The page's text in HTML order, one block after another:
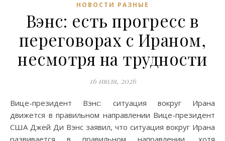
НОВОСТИ РАЗНЫЕ
Вэнс: есть прогресс в
переговорах с Ираном,
несмотря на трудности
16 июля, 2026
Вице-президент Вэнс: ситуация вокруг Ирана
движется в правильном направлении Вице-президент
США Джей Ди Вэнс заявил, что ситуация вокруг Ирана